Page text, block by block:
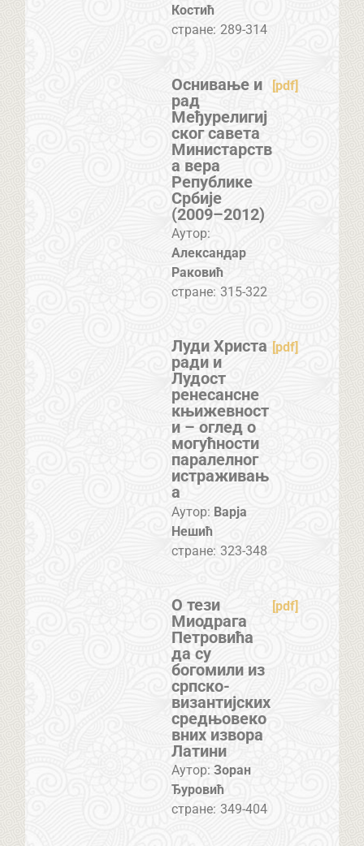
Костић
стране: 289-314
Оснивање и
рад
Међурелигиј
ског савета
Министарств
а вера
Републике
Србије
(2009–2012)
[pdf]
Аутор:
Александар
Раковић
стране: 315-322
Луди Христа
ради и
Лудост
ренесансне
књижевност
и – оглед о
могућности
паралелног
истраживањ
а
[pdf]
Аутор: Варја
Нешић
стране: 323-348
О тези
Миодрага
Петровића
да су
богомили из
српско-
византијских
средњoвеко
вних извора
Латини
[pdf]
Аутор: Зоран
Ђуровић
стране: 349-404